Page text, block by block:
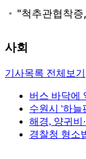
사회
기사목록 전체보기
버스 바닥에
수원시 '하늘
해경, 양귀비
경찰청 형소